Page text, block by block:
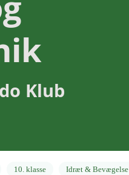
Klub
10. klasse Idræt & Bevægelse